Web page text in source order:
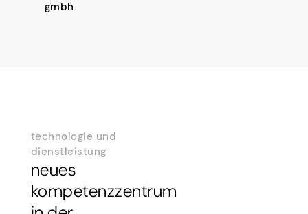
gmbh
technologie und
dienstleistung
neues
kompetenzzentrum